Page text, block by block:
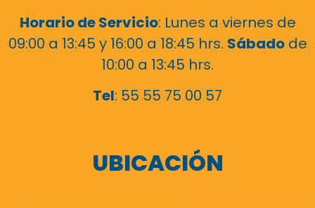
Horario de Servicio: Lunes a viernes de
09:00 a 13:45 y 16:00 a 18:45 hrs. Sábadode
10:00 a 13:45 hrs.
Tel: 55 55 75 00 57
UBICACIÓN